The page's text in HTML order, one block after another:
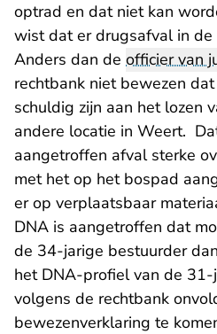
optrad en dat niet kan
wist dat er drugsafval in de
Anders dan de officier van
rechtbank niet bewezen
schuldig zijn aan het lozen
andere locatie in Weert.
aangetroffen afval sterke
met het op het bospad
er op verplaatsbaar
DNA is aangetroffen dat
de 34-jarige bestuurder
het DNA-profiel van de 31-
volgens de rechtbank
bewezenverklaring te